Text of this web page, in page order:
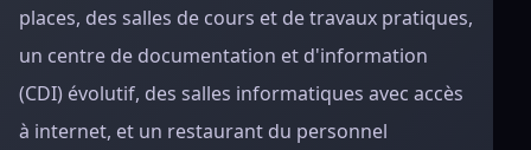
places, des salles de cours et de travaux pratiques,
un centre de documentation et d'information
(CDI) évolutif, des salles informatiques avec accès
à internet, et un restaurant du personnel